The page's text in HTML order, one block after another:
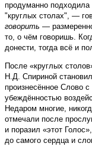
продуманно
"круглых столах", —
говорить —
то, о чём говоришь.
донести, тогда всё и
После «круглых
Н.Д. Спириной
произнесённое Слово
убеждённостью
Недаром многие,
отмечали после
и поразил «этот
до самого сердца и